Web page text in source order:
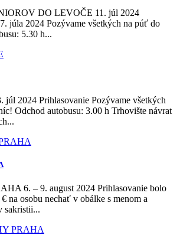
DO LEVOČE 11. júl 2024
júla 2024 Pozývame všetkých na púť do
5.30 h...
2024 Prihlasovanie Pozývame všetkých
Odchod autobusu: 3.00 h Trhovište návrat
6. – 9. august 2024 Prihlasovanie bolo
na osobu nechať v obálke s menom a
sakristii...